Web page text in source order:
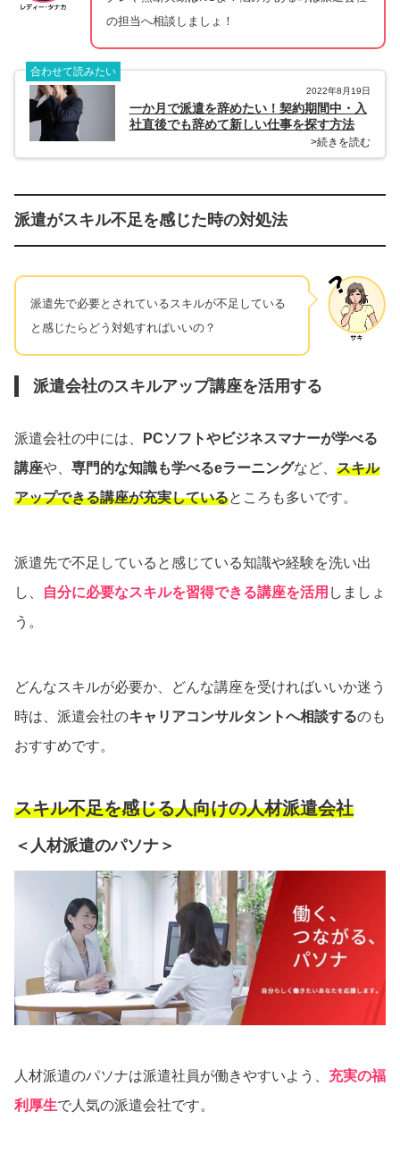
の担当へ相談しましょ！
合わせて読みたい
2022年8月19日
一か月で派遣を辞めたい！契約期間中・入
社直後でも辞めて新しい仕事を探す方法
>続きを読む
派遣がスキル不足を感じた時の対処法
派遣先で必要とされているスキルが不足している
と感じたらどう対処すればいいの？
派遣会社のスキルアップ講座を活用する
派遣会社の中には、
PCソフトやビジネスマナーが学べる
講座や、 専門的な知識も学べるeラーニングなど、 スキル
アップできる講座が充実しているところも多いです。
派遣先で不足していると感じている知識や経験を洗い出
し、
自分に必要なスキルを習得できる講座を活用 しましょ
う。
どんなスキルが必要か、どんな講座を受ければいいか迷う
時は、派遣会社のキャリアコンサルタントへ相談するのも
おすすめです。
スキル不足を感じる人向けの人材派遣会社
＜人材派遣のパソナ＞
人材派遣のパソナは派遣社員が働きやすいよう、 充実の福
利厚生で人気の派遣会社です。